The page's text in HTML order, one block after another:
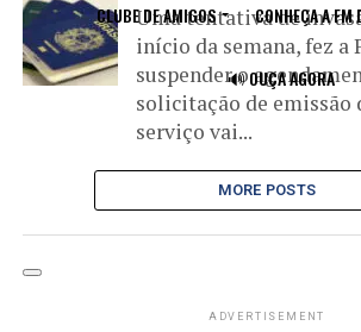
CLUBE DE AMIGOS CONHEÇA A FM
🔊 OUÇA AGORA
Uma tentativa de
início da semana, fez a
suspender o
solicitação de emissão
serviço vai...
MORE POSTS
ADVERTISEMENT